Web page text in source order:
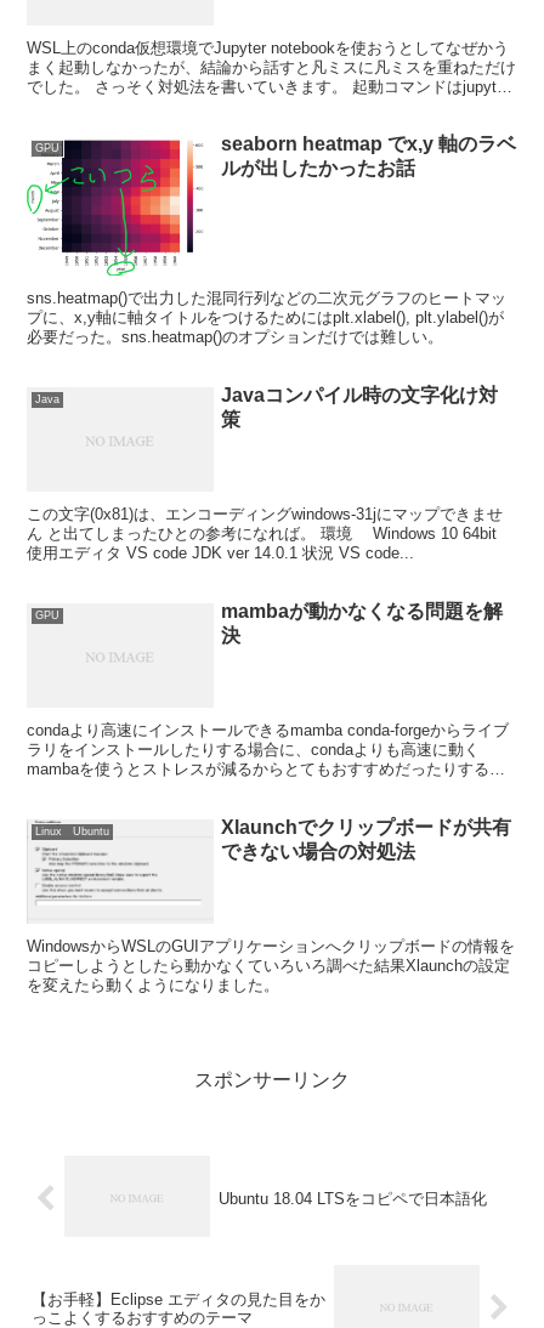
WSL上のconda仮想環境でJupyter notebookを使おうとしてなぜかう
まく起動しなかったが、結論から話すと凡ミスに凡ミスを重ねただけ
でした。 さっそく対処法を書いていきます。 起動コマンドはjupyter
GPU
seaborn heatmap でx,y 軸のラベ
ルが出したかったお話
sns.heatmap()で出力した混同行列などの二次元グラフのヒートマッ
プに、x,y軸に軸タイトルをつけるためにはplt.xlabel(), plt.ylabel()が
必要だった。sns.heatmap()のオプションだけでは難しい。
Java
Javaコンパイル時の文字化け対
策
この文字(0x81)は、エンコーディングwindows-31jにマップできませ
ん と出てしまったひとの参考になれば。 環境 Windows 10 64bit
使用エディタ VS code JDK ver 14.0.1 状況 VS code...
GPU
mambaが動かなくなる問題を解
決
condaより高速にインストールできるmamba conda-forgeからライブ
ラリをインストールしたりする場合に、condaよりも高速に動く
mambaを使うとストレスが減るからとてもおすすめだったりする。
Linux Ubuntu
Xlaunchでクリップボードが共有
できない場合の対処法
WindowsからWSLのGUIアプリケーションへクリップボードの情報を
コピーしようとしたら動かなくていろいろ調べた結果Xlaunchの設定
を変えたら動くようになりました。
スポンサーリンク
Ubuntu 18.04 LTSをコピペで日本語化
【お手軽】Eclipse エディタの見た目をか
っこよくするおすすめのテーマ